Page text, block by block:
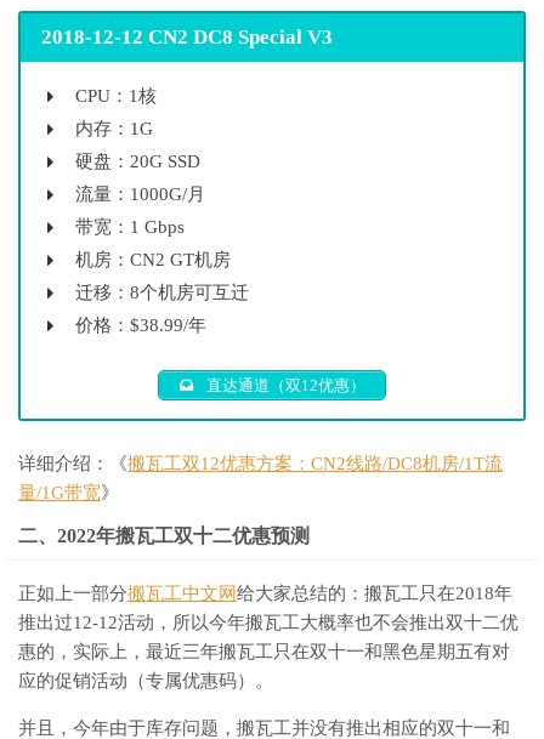
2018-12-12 CN2 DC8 Special V3
CPU：1核
内存：1G
硬盘：20G SSD
流量：1000G/月
带宽：1 Gbps
机房：CN2 GT机房
迁移：8个机房可互迁
价格：$38.99/年
直达通道（双12优惠）
详细介绍：《搬瓦工双12优惠方案：CN2线路/DC8机房/1T流
量/1G带宽》
二、2022年搬瓦工双十二优惠预测
正如上一部分搬瓦工中文网给大家总结的：搬瓦工只在2018年
推出过12-12活动，所以今年搬瓦工大概率也不会推出双十二优
惠的，实际上，最近三年搬瓦工只在双十一和黑色星期五有对
应的促销活动（专属优惠码）。
并且，今年由于库存问题，搬瓦工并没有推出相应的双十一和